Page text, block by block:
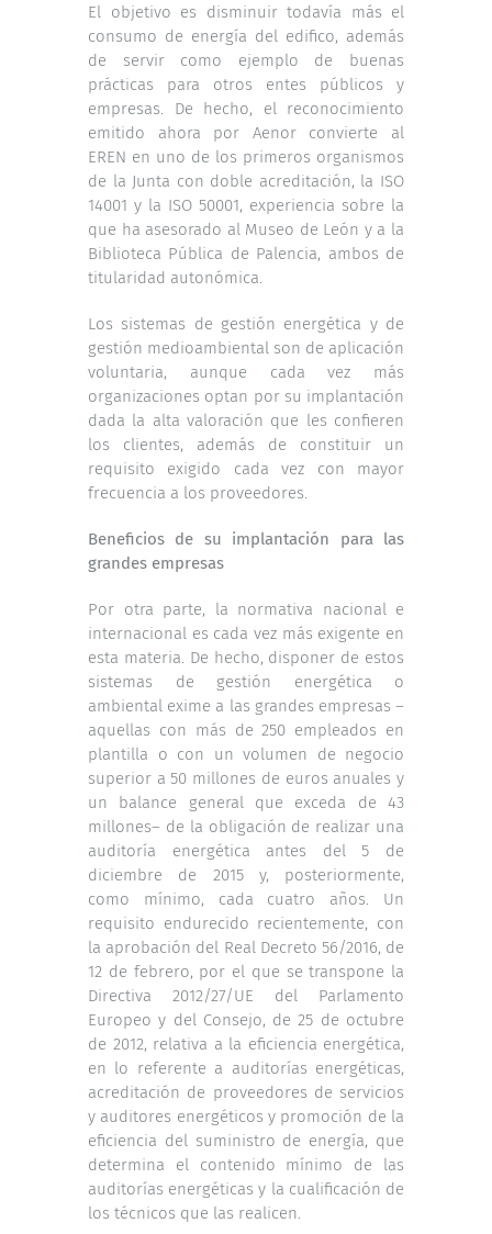
El objetivo es disminuir todavía más el
consumo de energía del edifico, además
de servir como ejemplo de buenas
prácticas para otros entes públicos y
empresas. De hecho, el reconocimiento
emitido ahora por Aenor convierte al
EREN en uno de los primeros organismos
de la Junta con doble acreditación, la ISO
14001 y la ISO 50001, experiencia sobre la
que ha asesorado al Museo de León y a la
Biblioteca Pública de Palencia, ambos de
titularidad autonómica.
Los sistemas de gestión energética y de
gestión medioambiental son de aplicación
voluntaria, aunque cada vez más
organizaciones optan por su implantación
dada la alta valoración que les confieren
los clientes, además de constituir un
requisito exigido cada vez con mayor
frecuencia a los proveedores.
Beneficios de su implantación para las
grandes empresas
Por otra parte, la normativa nacional e
internacional es cada vez más exigente en
esta materia. De hecho, disponer de estos
sistemas de gestión energética o
ambiental exime a las grandes empresas –
aquellas con más de 250 empleados en
plantilla o con un volumen de negocio
superior a 50 millones de euros anuales y
un balance general que exceda de 43
millones– de la obligación de realizar una
auditoría energética antes del 5 de
diciembre de 2015 y, posteriormente,
como mínimo, cada cuatro años. Un
requisito endurecido recientemente, con
la aprobación del Real Decreto 56/2016, de
12 de febrero, por el que se transpone la
Directiva 2012/27/UE del Parlamento
Europeo y del Consejo, de 25 de octubre
de 2012, relativa a la eficiencia energética,
en lo referente a auditorías energéticas,
acreditación de proveedores de servicios
y auditores energéticos y promoción de la
eficiencia del suministro de energía, que
determina el contenido mínimo de las
auditorías energéticas y la cualificación de
los técnicos que las realicen.